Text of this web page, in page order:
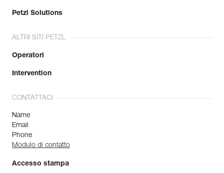
Petzl Solutions
ALTRI SITI PETZL
Operatori
Intervention
CONTATTACI
Name
Email
Phone
Modulo di contatto
Accesso stampa